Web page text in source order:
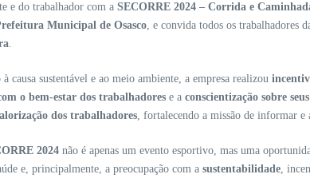
e do trabalhador com a SECORRE 2024 – Corrida e
Municipal de Osasco, e convida todos os trabalhadores
.
causa sustentável e ao meio ambiente, a empresa realizou
o bem-estar dos trabalhadores e a conscientização sobre
dos trabalhadores, fortalecendo a missão de informar e
2024 não é apenas um evento esportivo, mas uma
e, principalmente, a preocupação com a sustentabilidade,